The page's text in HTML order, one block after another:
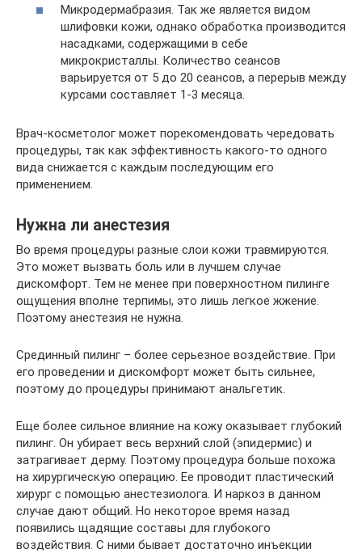
Микродермабразия. Так же является видом
шлифовки кожи, однако обработка производится
насадками, содержащими в себе
микрокристаллы. Количество сеансов
варьируется от 5 до 20 сеансов, а перерыв между
курсами составляет 1-3 месяца.
Врач-косметолог может порекомендовать чередовать
процедуры, так как эффективность какого-то одного
вида снижается с каждым последующим его
применением.
Нужна ли анестезия
Во время процедуры разные слои кожи травмируются.
Это может вызвать боль или в лучшем случае
дискомфорт. Тем не менее при поверхностном пилинге
ощущения вполне терпимы, это лишь легкое жжение.
Поэтому анестезия не нужна.
Срединный пилинг – более серьезное воздействие. При
его проведении и дискомфорт может быть сильнее,
поэтому до процедуры принимают анальгетик.
Еще более сильное влияние на кожу оказывает глубокий
пилинг. Он убирает весь верхний слой (эпидермис) и
затрагивает дерму. Поэтому процедура больше похожа
на хирургическую операцию. Ее проводит пластический
хирург с помощью анестезиолога. И наркоз в данном
случае дают общий. Но некоторое время назад
появились щадящие составы для глубокого
воздействия. С ними бывает достаточно инъекции